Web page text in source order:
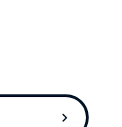
chevron_right